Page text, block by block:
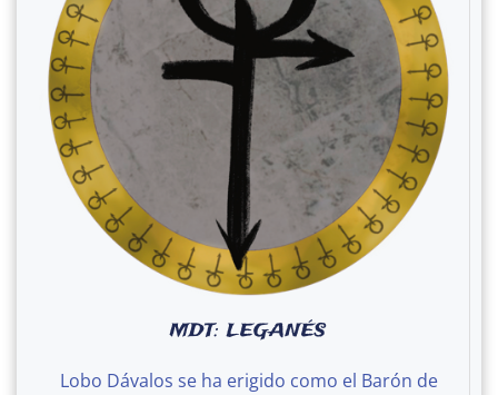
MDT: LEGANÉS
Lobo Dávalos se ha erigido como el Barón de